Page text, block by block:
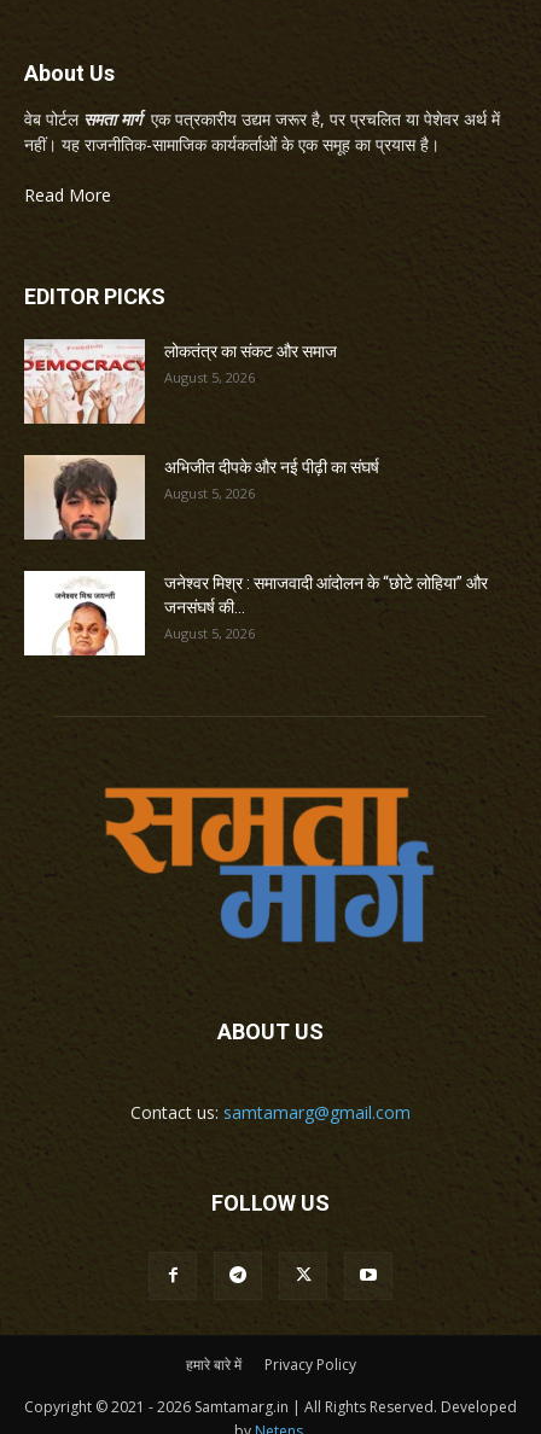
About Us
वेब पोर्टल समता मार्गएक पत्रकारीय उद्यम जरूर है, पर प्रचलित या पेशेवर अर्थ में
नहीं। यह राजनीतिक-सामाजिक कार्यकर्ताओं के एक समूह का प्रयास है।
Read More
EDITOR PICKS
लोकतंत्र का संकट और समाज
August 5, 2026
अभिजीत दीपके और नई पीढ़ी का संघर्ष
August 5, 2026
जनेश्वर मिश्र : समाजवादी आंदोलन के “छोटे लोहिया” और
जनसंघर्ष की...
August 5, 2026
ABOUT US
Contact us: samtamarg@gmail.com
FOLLOW US
हमारे बारे में Privacy Policy
Copyright © 2021 - 2026 Samtamarg.in | All Rights Reserved. Developed